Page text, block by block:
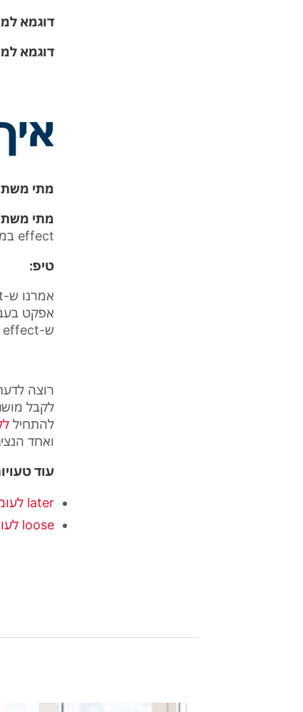
דוגמא
דוגמא
מתי
מתי
effect
טיפ:
אמרנו ש-
אפקט
ש-effect
רוצה
לקבל
להתחיל
ואחד
עוד
later לעומת latter
loose לעומת lose